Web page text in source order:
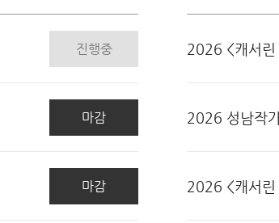
진행중
마감
마감
2026 <캐서린
2026 성남작
2026 <캐서린